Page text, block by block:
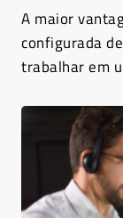
A maior
configurada
trabalhar em